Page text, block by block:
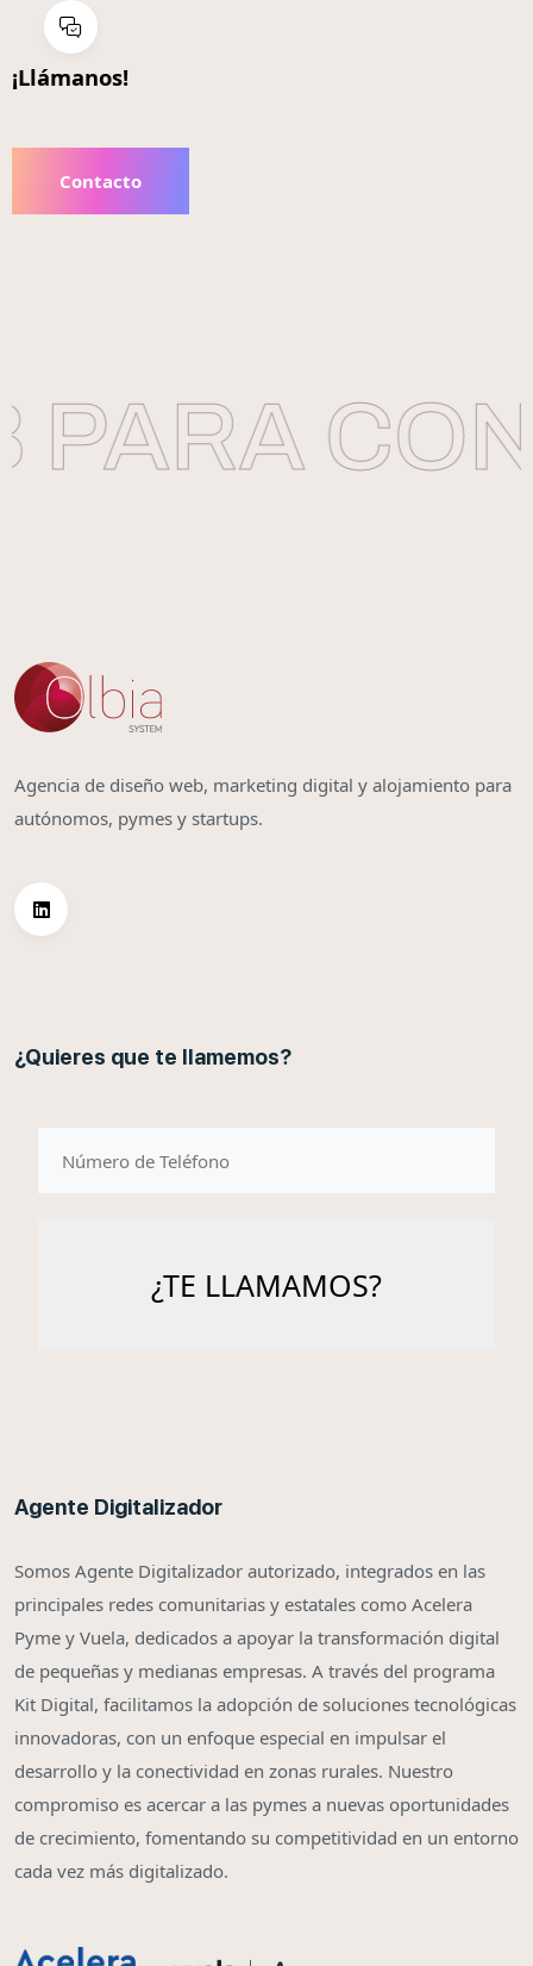
¡Llámanos!
Contacto
Agencia de diseño web, marketing digital y alojamiento para
autónomos, pymes y startups.
¿Quieres que te llamemos?
Agente Digitalizador
Somos Agente Digitalizador autorizado, integrados en las
principales redes comunitarias y estatales como Acelera
Pyme y Vuela, dedicados a apoyar la transformación digital
de pequeñas y medianas empresas. A través del programa
Kit Digital, facilitamos la adopción de soluciones tecnológicas
innovadoras, con un enfoque especial en impulsar el
desarrollo y la conectividad en zonas rurales. Nuestro
compromiso es acercar a las pymes a nuevas oportunidades
de crecimiento, fomentando su competitividad en un entorno
cada vez más digitalizado.